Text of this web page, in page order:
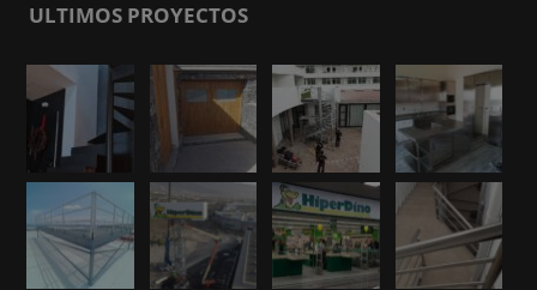
ULTIMOS PROYECTOS